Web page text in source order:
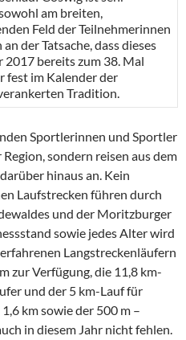
am breiten,
Feld der Teilnehmerinnen
der Tatsache, dass dieses
bereits zum 38. Mal
fest im Kalender der
Tradition.
Sportlerinnen und Sportler
sondern reisen aus dem
hinaus an. Kein
Laufstrecken führen durch
und der Moritzburger
sowie jedes Alter wird
Langstreckenläufern
zur Verfügung, die 11,8 km-
und der 5 km-Lauf für
km sowie der 500 m –
in diesem Jahr nicht fehlen.